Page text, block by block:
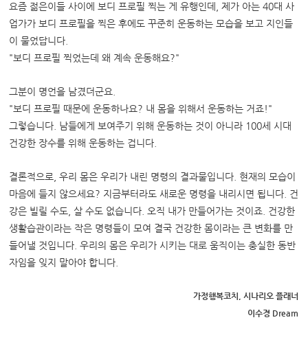
요즘 젊은이들 사이에 보디 프로필 찍는 게 유행인데, 제가 아는 40대 사
업가가 보디 프로필을 찍은 후에도 꾸준히 운동하는 모습을 보고 지인들
이 물었답니다.
"보디 프로필 찍었는데 왜 계속 운동해요?"
그분이 명언을 남겼더군요.
"보디 프로필 때문에 운동하나요? 내 몸을 위해서 운동하는 거죠!"
그렇습니다. 남들에게 보여주기 위해 운동하는 것이 아니라 100세 시대
건강한 장수를 위해 운동하는 겁니다.
결론적으로, 우리 몸은 우리가 내린 명령의 결과물입니다. 현재의 모습이
마음에 들지 않으세요? 지금부터라도 새로운 명령을 내리시면 됩니다. 건
강은 빌릴 수도, 살 수도 없습니다. 오직 내가 만들어가는 것이죠. 건강한
생활습관이라는 작은 명령들이 모여 결국 건강한 몸이라는 큰 변화를 만
들어낼 것입니다. 우리의 몸은 우리가 시키는 대로 움직이는 충실한 동반
자임을 잊지 말아야 합니다
가정행복코치, 시나리오 플래너
이수경 Dream